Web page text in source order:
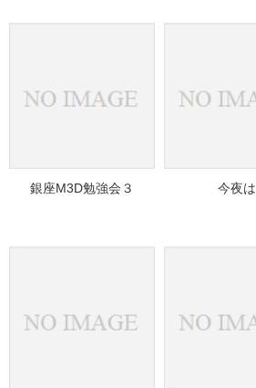
銀座M3D勉強会３ 今夜は